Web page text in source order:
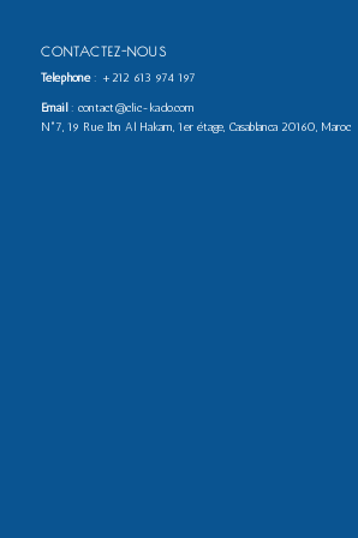
CONTACTEZ-NOUS
Téléphone: +212 613 974 197
Email: contact@clic-kado.com
N°7, 19 Rue Ibn Al Hakam, 1er étage, Casablanca 20160, Maroc